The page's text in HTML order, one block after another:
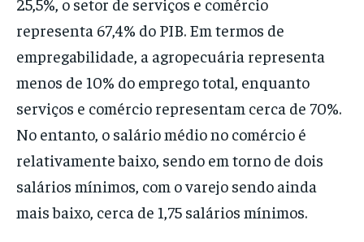
representa 67,4% do PIB. Em termos de
empregabilidade, a agropecuária representa
menos de 10% do emprego total, enquanto
serviços e comércio representam cerca de 70%.
No entanto, o salário médio no comércio é
relativamente baixo, sendo em torno de dois
salários mínimos, com o varejo sendo ainda
mais baixo, cerca de 1,75 salários mínimos.